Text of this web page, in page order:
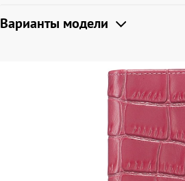
Варианты модели